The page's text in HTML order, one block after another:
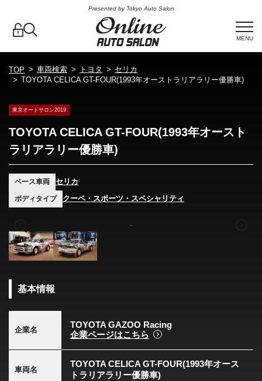
Presented by Tokyo Auto Salon
MENU
TOP 車両検索 トヨタ
セリカ
TOYOTA CELICA GT-FOUR(1993年オーストラリアラリー優勝車)
東京オートサロン2019
TOYOTA CELICA GT-FOUR(1993年オースト
ラリアラリー優勝車)
ベース車両 セリカ
ボディタイプ クーペ・スポーツ・スペシャリティ
基本情報
企業名
TOYOTA GAZOO Racing
企業ページはこちら
車両名
TOYOTA CELICA GT-FOUR(1993年オース
トラリアラリー優勝車)